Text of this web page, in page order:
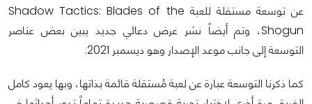
عن توسعة مستقلة للعبة Shadow Tactics: Blades of the
Shogun، وتم أيضاً نشر عرض دعائي جديد يبين بعض عناصر
التوسعة إلى جانب موعد الإصدار وهو ديسمبر 2021.
كما ذكرنا التوسعة عبارة عن لعبة مُستقلة قائمة بذاتها، وبها يعود كامل